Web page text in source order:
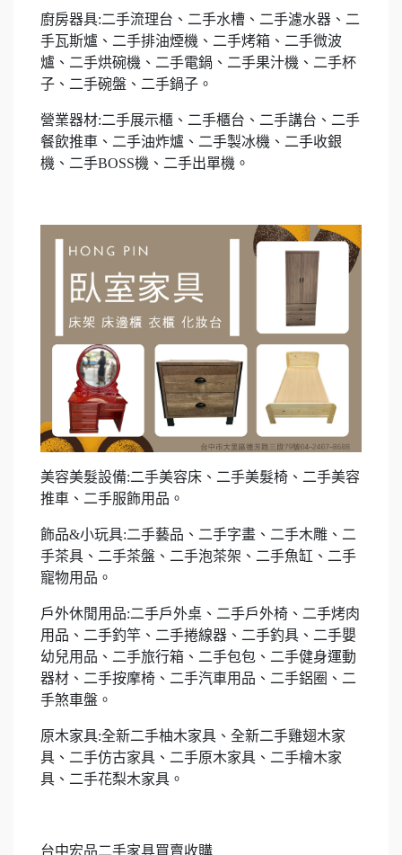
廚房器具:二手流理台、二手水槽、二手濾水器、二
手瓦斯爐、二手排油煙機、二手烤箱、二手微波
爐、二手烘碗機、二手電鍋、二手果汁機、二手杯
子、二手碗盤、二手鍋子。
營業器材:二手展示櫃、二手櫃台、二手講台、二手
餐飲推車、二手油炸爐、二手製冰機、二手收銀
機、二手BOSS機、二手出單機。
美容美髮設備:二手美容床、二手美髮椅、二手美容
推車、二手服飾用品。
飾品&小玩具:二手藝品、二手字畫、二手木雕、二
手茶具、二手茶盤、二手泡茶架、二手魚缸、二手
寵物用品。
戶外休閒用品:二手戶外桌、二手戶外椅、二手烤肉
用品、二手釣竿、二手捲線器、二手釣具、二手嬰
幼兒用品、二手旅行箱、二手包包、二手健身運動
器材、二手按摩椅、二手汽車用品、二手鋁圈、二
手煞車盤。
原木家具:全新二手柚木家具、全新二手雞翅木家
具、二手仿古家具、二手原木家具、二手檜木家
具、二手花梨木家具。
台中宏品二手家具買賣收購